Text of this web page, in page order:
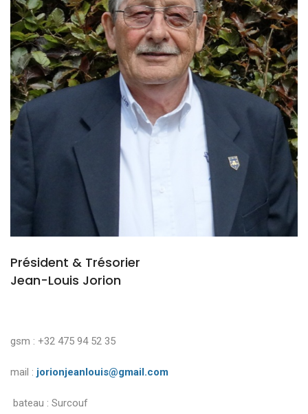
Président & Trésorier
Jean-Louis Jorion
gsm : +32 475 94 52 35
mail : jorionjeanlouis@gmail.com
bateau : Surcouf